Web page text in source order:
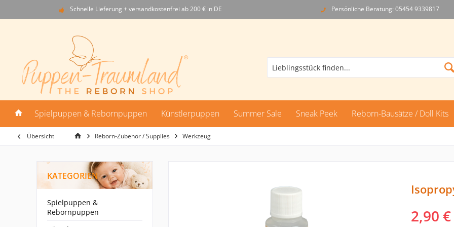
Schnelle Lieferung + versandkostenfrei ab 200 € in DE Persönliche Beratung: 05454 9339817
Spielpuppen & Rebornpuppen Künstlerpuppen Summer Sale Sneak Peek Reborn-Bausätze / Doll Kits
Übersicht Reborn-Zubehör / Supplies Werkzeug
KATEGORIEN
Spielpuppen &
Rebornpuppen
2,90